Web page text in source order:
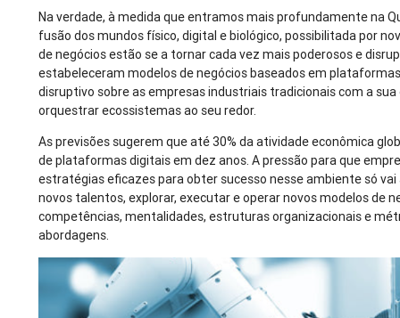
Na verdade, à medida que entramos mais profundamente na
fusão dos mundos físico, digital e biológico, possibilitada por
de negócios estão se a tornar cada vez mais poderosos e
estabeleceram modelos de negócios baseados em
disruptivo sobre as empresas industriais tradicionais com a
orquestrar ecossistemas ao seu redor.
As previsões sugerem que até 30% da atividade econômica
de plataformas digitais em dez anos. A pressão para que
estratégias eficazes para obter sucesso nesse ambiente só
novos talentos, explorar, executar e operar novos modelos de
competências, mentalidades, estruturas organizacionais e
abordagens.